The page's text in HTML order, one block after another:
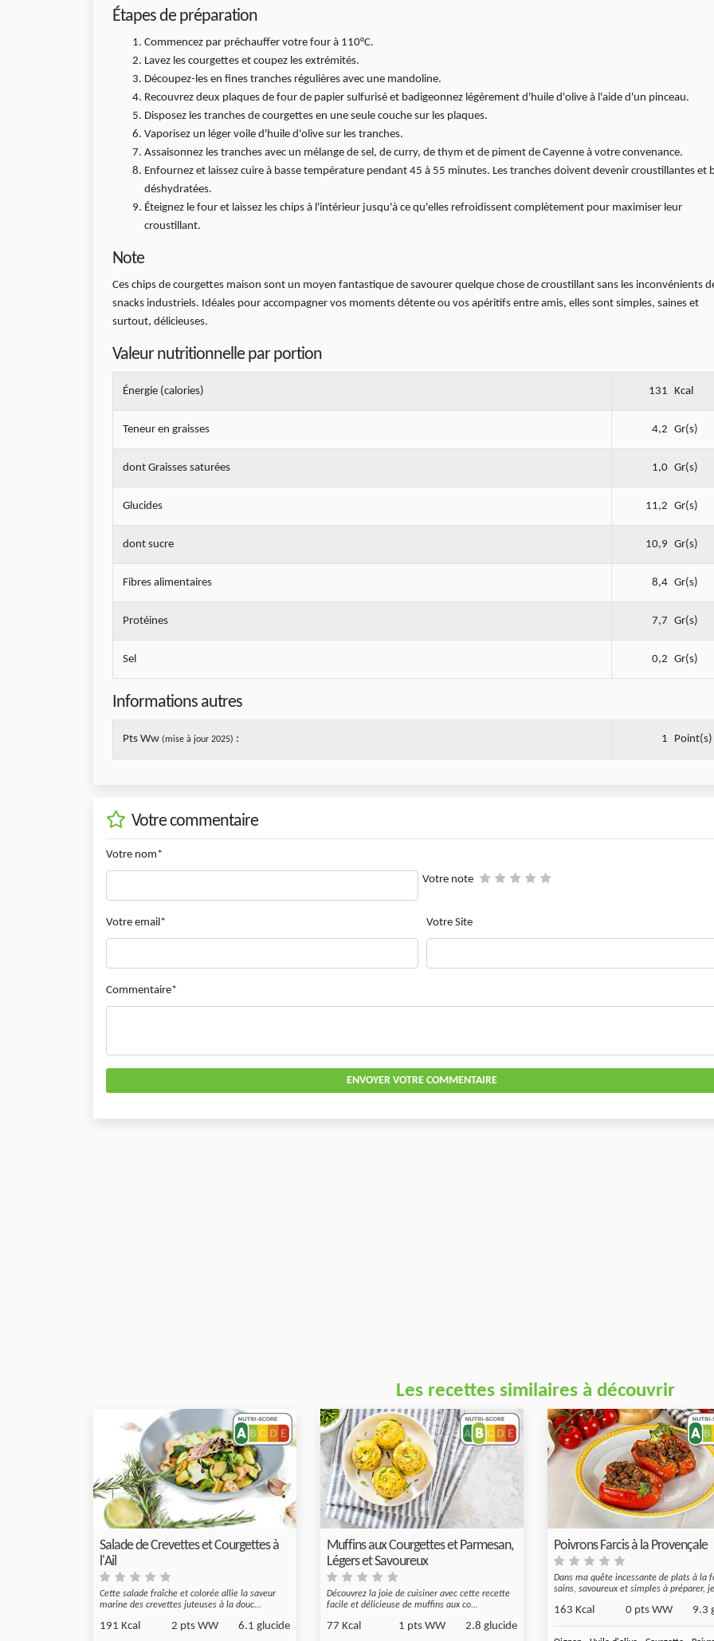
Étapes de préparation
Commencez par préchauffer votre four à 110°C.
Lavez les courgettes et coupez les extrémités.
Découpez-les en fines tranches régulières avec une mandoline.
Recouvrez deux plaques de four de papier sulfurisé et badigeonnez légèrement d'huile d'olive à l'aide d'un pinceau.
Disposez les tranches de courgettes en une seule couche sur les plaques.
Vaporisez un léger voile d'huile d'olive sur les tranches.
Assaisonnez les tranches avec un mélange de sel, de curry, de thym et de piment de Cayenne à votre convenance.
Enfournez et laissez cuire à basse température pendant 45 à 55 minutes. Les tranches doivent devenir croustillantes et
déshydratées.
Éteignez le four et laissez les chips à l'intérieur jusqu'à ce qu'elles refroidissent complètement pour maximiser leur
croustillant.
Note
Ces chips de courgettes maison sont un moyen fantastique de savourer quelque chose de croustillant sans les inconvénients
snacks industriels. Idéales pour accompagner vos moments détente ou vos apéritifs entre amis, elles sont simples, saines et
surtout, délicieuses.
Valeur nutritionnelle par portion
Énergie (calories) 131 Kcal
Teneur en graisses 4,2 Gr(s)
dont Graisses saturées 1,0 Gr(s)
Glucides 11,2 Gr(s)
dont sucre 10,9 Gr(s)
Fibres alimentaires 8,4 Gr(s)
Protéines 7,7 Gr(s)
Sel 0,2 Gr(s)
Informations autres
Pts Ww (mise à jour 2025) : 1 Point(s)
Votre commentaire
Votre nom*
Votre note
Votre email* Votre Site
Commentaire*
ENVOYER VOTRE COMMENTAIRE
Les recettes similaires à découvrir
Salade de Crevettes et Courgettes à
l'Ail
Cette salade fraîche et colorée allie la saveur
marine des crevettes juteuses à la douc...
191 Kcal 2 pts WW 6.1 glucide
Muffins aux Courgettes et Parmesan,
Légers et Savoureux
Découvrez la joie de cuisiner avec cette recette
facile et délicieuse de muffins aux co...
77 Kcal 1 pts WW 2.8 glucide
Poivrons Farcis à la Provençale
Dans ma quête incessante de plats à la
sains, savoureux et simples à préparer,
163 Kcal 0 pts WW 9.3